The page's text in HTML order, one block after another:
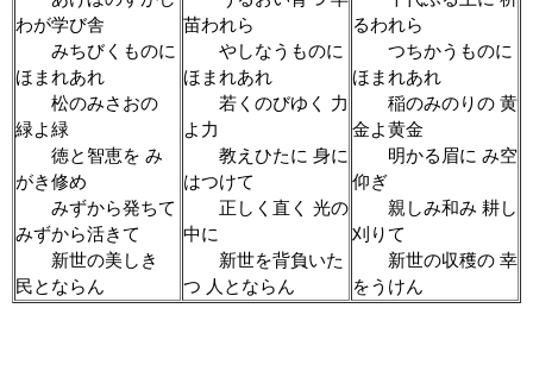
わが学び舎
みちびくものに
ほまれあれ
松のみさおの
緑よ緑
徳と智恵を み
がき修め
みずから発ちて
みずから活きて
新世の美しき
民とならん
苗われら
やしなうものに
ほまれあれ
若くのびゆく 力
よ力
教えひたに 身に
はつけて
正しく直く 光の
中に
新世を背負いた
つ 人とならん
るわれら
つちかうものに
ほまれあれ
稲のみのりの 黄
金よ黄金
明かる眉に み空
仰ぎ
親しみ和み 耕し
刈りて
新世の収穫の 幸
をうけん